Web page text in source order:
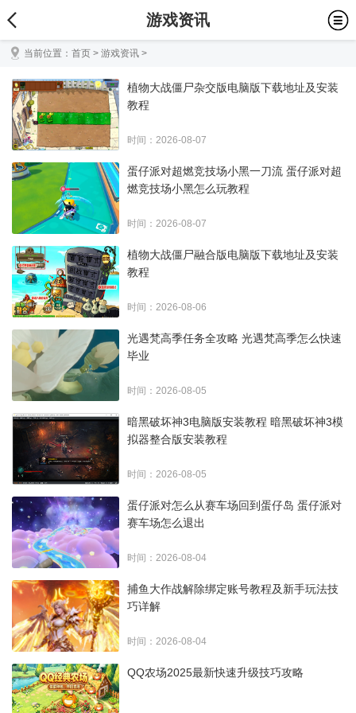
游戏资讯
当前位置： 首页 > 游戏资讯 >
植物大战僵尸杂交版电脑版下载地址及安装
教程
时间：2026-08-07
蛋仔派对超燃竞技场小黑一刀流 蛋仔派对超
燃竞技场小黑怎么玩教程
时间：2026-08-07
植物大战僵尸融合版电脑版下载地址及安装
教程
时间：2026-08-06
光遇梵高季任务全攻略 光遇梵高季怎么快速
毕业
时间：2026-08-05
暗黑破坏神3电脑版安装教程 暗黑破坏神3模
拟器整合版安装教程
时间：2026-08-05
蛋仔派对怎么从赛车场回到蛋仔岛 蛋仔派对
赛车场怎么退出
时间：2026-08-04
捕鱼大作战解除绑定账号教程及新手玩法技
巧详解
时间：2026-08-04
QQ农场2025最新快速升级技巧攻略